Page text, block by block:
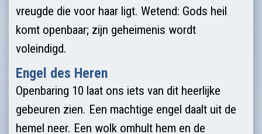
vreugde die voor haar ligt. Wetend: Gods heil
komt openbaar; zijn geheimenis wordt
voleindigd.
Engel des Heren
Openbaring 10 laat ons iets van dit heerlijke
gebeuren zien. Een machtige engel daalt uit de
hemel neer. Een wolk omhult hem en de